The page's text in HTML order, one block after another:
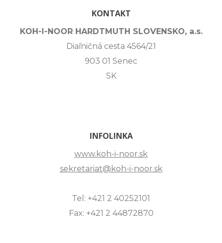
KONTAKT
KOH-I-NOOR HARDTMUTH SLOVENSKO, a.s.
Diaľničná cesta 4564/21
903 01 Senec
SK
INFOLINKA
www.koh-i-noor.sk
sekretariat@koh-i-noor.sk
Tel: +421 2 40252101
Fax: +421 2 44872870